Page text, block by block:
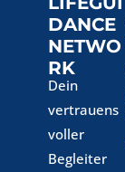
DANCE
NETWO
RK
Dein
vertrauens
voller
Begleiter